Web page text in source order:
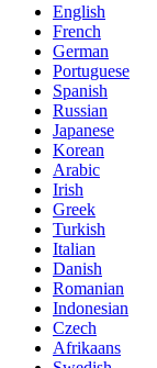
English
French
German
Portuguese
Spanish
Russian
Japanese
Korean
Arabic
Irish
Greek
Turkish
Italian
Danish
Romanian
Indonesian
Czech
Afrikaans